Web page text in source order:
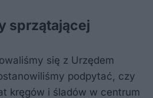
sprzątającej
się z Urzędem
podpytać, czy
kręgów i śladów w centrum